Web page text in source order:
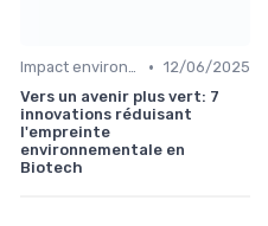
Impact environnemental • 12/06/2025
Vers un avenir plus vert: 7
innovations réduisant
l'empreinte
environnementale en
Biotech